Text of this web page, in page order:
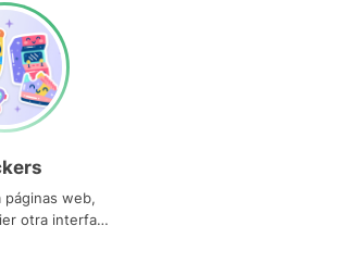
páginas web,
otra interfaz